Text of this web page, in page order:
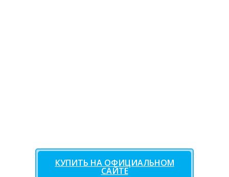
КУПИТЬ НА ОФИЦИАЛЬНОМ
САЙТЕ